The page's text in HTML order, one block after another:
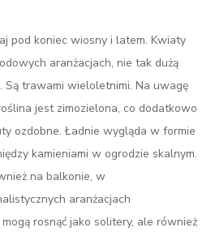
pod koniec wiosny i latem. Kwiaty
aranżacjach, nie tak dużą
trawami wieloletnimi. Na uwagę
jest zimozielona, co dodatkowo
ozdobne. Ładnie wygląda w formie
kamieniami w ogrodzie skalnym.
na balkonie, w
aranżacjach
rosnąć jako solitery, ale również